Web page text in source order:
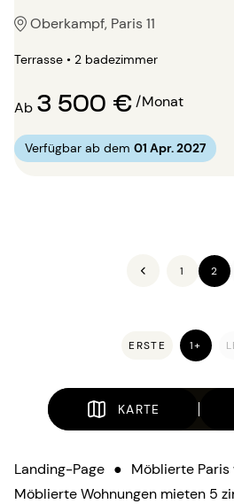
Oberkampf, Paris 11
Terrasse • 2 badezimmer
Ab 3 500 €/Monat
Verfügbar ab dem 01 Apr. 2027
1 2
ERSTE 1+
KARTE
Landing-Page ● Möblierte
Möblierte Wohnungen mieten 5